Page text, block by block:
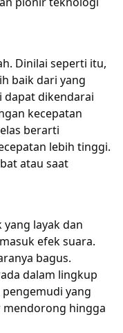
Dinilai seperti itu,
baik dari yang
dapat dikendarai
kecepatan
berarti
lebih tinggi.
atau saat
layak dan
efek suara.
bagus.
dalam lingkup
yang
mendorong hingga